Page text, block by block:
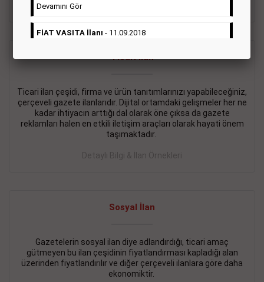
Detaylı Bilgi & İlan Örnekleri
Ticari İlan
Ticari ilan çeşidi, firma ve ürün tanıtımlarınızı yapabileceğiniz,
çerçeveli gazete ilanlarıdır. Dijital ortamdaki gelişmeler her ne
kadar ihtiyacın arttığı dal olarak öne çıksa da gazete
reklamları halen en etkili iletişim araçları olarak hayati önem
taşımaktadır.
Detaylı Bilgi & İlan Örnekleri
Sosyal İlan
Gazetelerin sosyal ilan diye adlandırdığı, ticari amaç
gütmeyen bu ilan çeşidinin fiyatlandırması kapladığı alan
üzerinden fiyatlandırılır ve diğer çerçeveli ilanlara göre daha
ekonomiktir.
Devamını Gör
FİAT VASITA İlanı - 11.09.2018
2.800.000e kurumsal mağaza.
BAKIRKÖY SATILIK İlanı- 11.09.2018
KARTALTEPEde kelepir 2+ 1 satılık daire
İŞYERİ KİRALIK İlanı - 11.09.2018
BEYLİKDÜZÜ Kavaklıda 4 katlı bina